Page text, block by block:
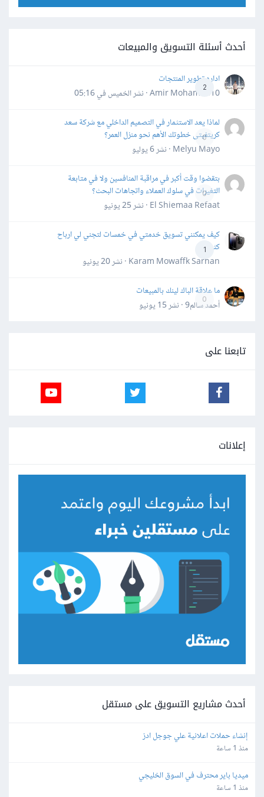
أحدث أسئلة التسويق والمبيعات
2
اداره تطوير المنتجات
Amir Mohamed10 · نشر
الخميس في 05:16
0
لماذا يعد الاستثمار في التصميم الداخلي مع شركة سعد
كريتفيتى خطوتك الأهم نحو منزل العمر؟
Melyu Mayo · نشر
6 يوليو
0
بتقضوا وقت أكبر في مراقبة المنافسين ولا في متابعة
التغيرات في سلوك العملاء واتجاهات البحث؟
El Shiemaa Refaat · نشر
25 يونيو
1
كيف يمكنني تسويق خدمتي في خمسات لتجني لي ارباح
كثيرة
Karam Mowaffk Sarhan · نشر
20 يونيو
0
ما علاقة الباك لينك بالمبيعات
أحمد سالم9 · نشر
15 يونيو
تابعنا على
إعلانات
أحدث مشاريع التسويق على مستقل
إنشاء حملات اعلانية علي جوجل ادز
منذ 1 ساعة
ميديا باير محترف في السوق الخليجي
منذ 1 ساعة